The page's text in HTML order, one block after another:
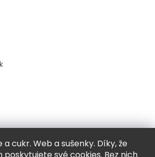
a cukr. Web a sušenky. Díky, že
chodí bos. Všechna práva vyhrazena.